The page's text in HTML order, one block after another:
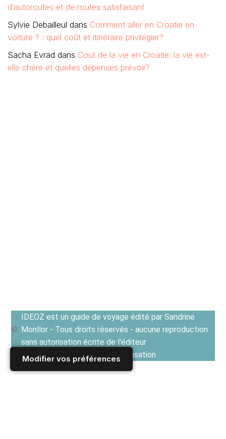
Modifier vos préférences
d’autoroutes et de routes satisfaisant
Sylvie Debailleul dans Comment aller en Croatie en
voiture ? : quel coût et itinéraire privilégier?
Sacha Evrad dans Cout de la vie en Croatie: la vie est-
elle chère et quelles dépenses prévoir?
IDEOZ est un guide de voyage édité par Sandrine
Monllor - Tous droits réservés - aucune reproduction
sans autorisation écrite de l'éditeur
Voir les Conditions générales d'utilisation